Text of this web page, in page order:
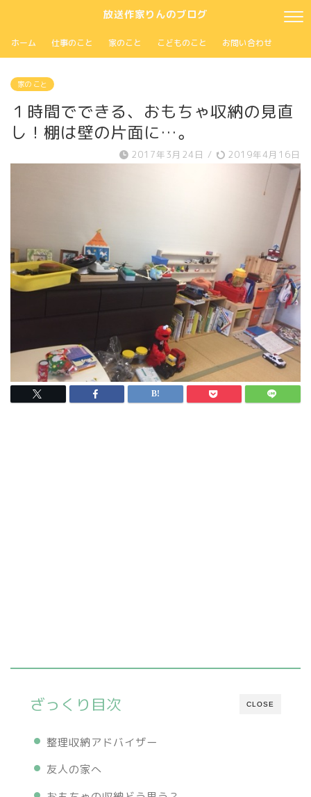
放送作家りんのブログ
ホーム 仕事のこと 家のこと こどものこと お問い合わせ
家の こと
１時間でできる、おもちゃ収納の見直
し！棚は壁の片面に…。
2017年3月24日 / 2019年4月16日
CLOSE
ざっくり目次
整理収納アドバイザー
友人の家へ